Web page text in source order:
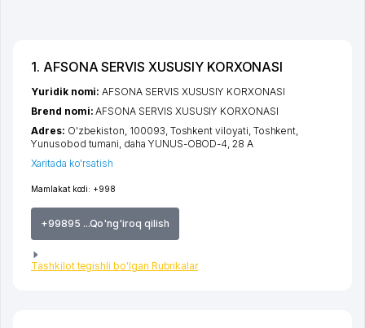
1. AFSONA SERVIS XUSUSIY KORXONASI
Mamlakat kodi: +998
+99895 ...Qo'ng'iroq qilish
Tashkilot tegishli bo'lgan Rubrikalar
Yuridik nomi:AFSONA SERVIS XUSUSIY KORXONASI
Brend nomi:AFSONA SERVIS XUSUSIY KORXONASI
Adres: O'zbekiston, 100093, Toshkent viloyati Toshkent
Yunusobod tumani daha YUNUS-OBOD-4 , 28 А
Xaritada ko'rsatish